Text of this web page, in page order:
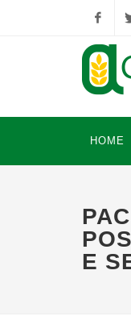
Facebook
HOME
E